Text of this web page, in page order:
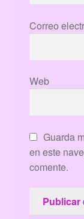
Correo
Web
Guarda
en este
comente.